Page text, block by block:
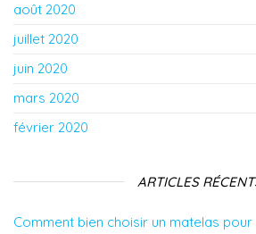
août 2020
juillet 2020
juin 2020
mars 2020
février 2020
ARTICLES
Comment bien choisir un matelas pour